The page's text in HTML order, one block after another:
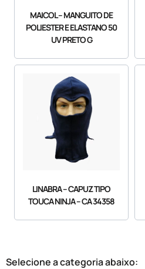
MAICOL – MANGUITO DE
POLIESTER E ELASTANO 50
UV PRETO G
LINABRA – CAPUZ TIPO
TOUCA NINJA – CA 34358
Selecione a categoria abaixo: